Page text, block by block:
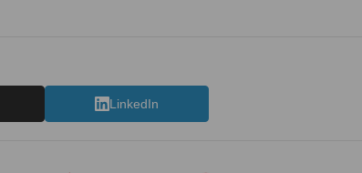
LinkedIn